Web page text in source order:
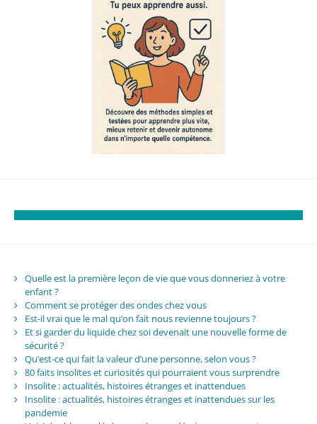
Quelle est la première leçon de vie que vous donneriez à votre
enfant ?
Comment se protéger des ondes chez vous
Est-il vrai que le mal qu’on fait nous revienne toujours ?
Et si garder du liquide chez soi devenait une nouvelle forme de
sécurité ?
Qu’est-ce qui fait la valeur d’une personne, selon vous ?
80 faits insolites et curiosités qui pourraient vous surprendre
Insolite : actualités, histoires étranges et inattendues
Insolite : actualités, histoires étranges et inattendues sur les
pandemie